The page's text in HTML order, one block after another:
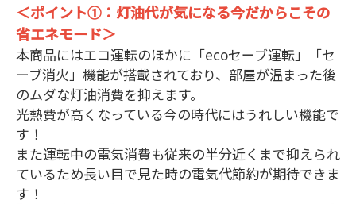
＜ポイント①：灯油代が気になる今だからこその
省エネモード＞
本商品にはエコ運転のほかに「ecoセーブ運転」「セ
ーブ消火」機能が搭載されており、部屋が温まった後
のムダな灯油消費を抑えます。
光熱費が高くなっている今の時代にはうれしい機能で
す！
また運転中の電気消費も従来の半分近くまで抑えられ
ているため長い目で見た時の電気代節約が期待できま
す！